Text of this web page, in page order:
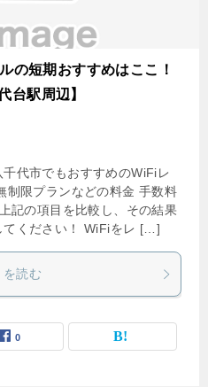
の短期おすすめはここ！
台駅周辺】
代市でもおすすめのWiFiレ
制限プランなどの料金 手数料
記の項目を比較し、その結果
てください！ WiFiをレ […]
を読む
0